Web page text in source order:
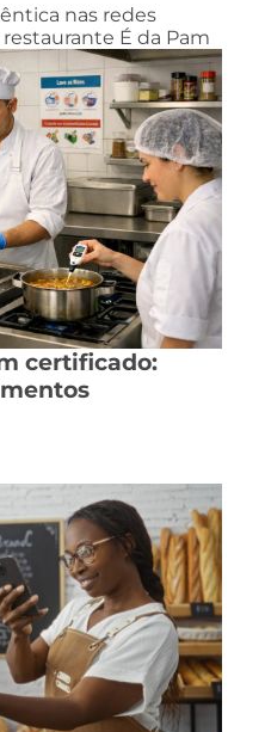
nas redes
restaurante É da Pam
certificado: